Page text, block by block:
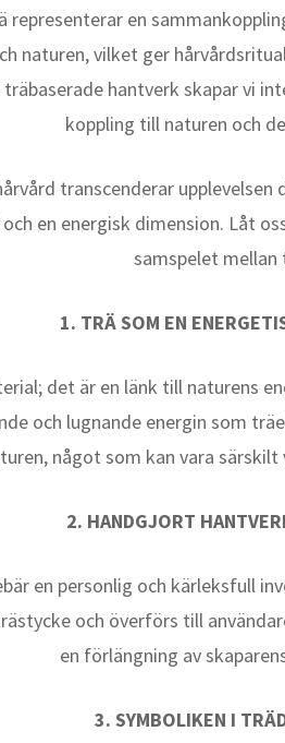
representerar en
naturen, vilket ger
hantverk skapar vi
koppling till naturen och
transcenderar
en energisk dimension. Låt
samspelet mellan
1. TRÄ SOM EN
det är en länk till naturens
och lugnande energin som
något som kan vara
2. HANDGJORT
en personlig och kärleksfull
och överförs till
en förlängning av
3. SYMBOLIKEN I